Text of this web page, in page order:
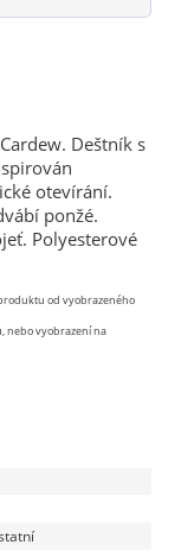
Deštník s
otevírání.
ponžé.
Polyesterové
od vyobrazeného
nebo vyobrazení na